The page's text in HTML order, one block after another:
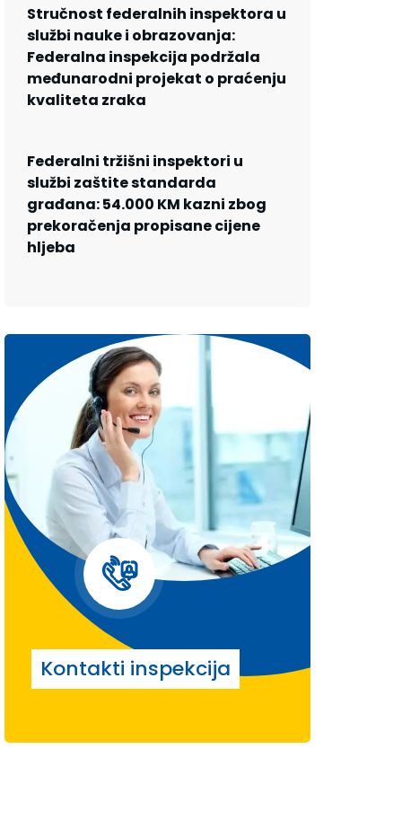
Stručnost federalnih inspektora u
službi nauke i obrazovanja:
Federalna inspekcija podržala
međunarodni projekat o praćenju
kvaliteta zraka
Federalni tržišni inspektori u
službi zaštite standarda
građana: 54.000 KM kazni zbog
prekoračenja propisane cijene
hljeba
Kontakti inspekcija